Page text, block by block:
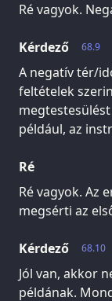
Ré vagyok.
68.9
Kérdező
A negatív tér/
feltételek
például, az
Ré
Ré vagyok. Az
megsérti az
68.10
Kérdező
Jól van, akkor
példának.